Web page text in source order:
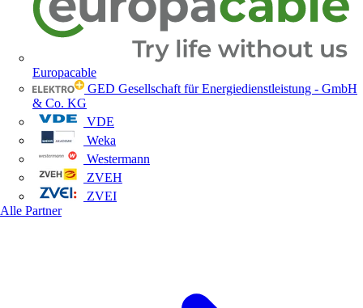
Europacable
GED Gesellschaft für Energiedienstleistung - GmbH
& Co. KG
VDE
Weka
Westermann
ZVEH
ZVEI
Alle Partner